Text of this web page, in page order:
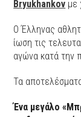
Bryukhankov με
Ο Έλληνας
ίωση τις
αγώνα κατά την
Τα
Ένα μεγάλο